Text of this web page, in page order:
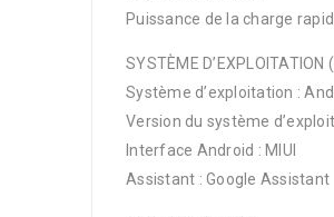
Puissance de la charge
SYSTÈME D’EXPLOITATION
Système d’exploitation :
Version du système
Interface Android : MIUI
Assistant : Google Assistant